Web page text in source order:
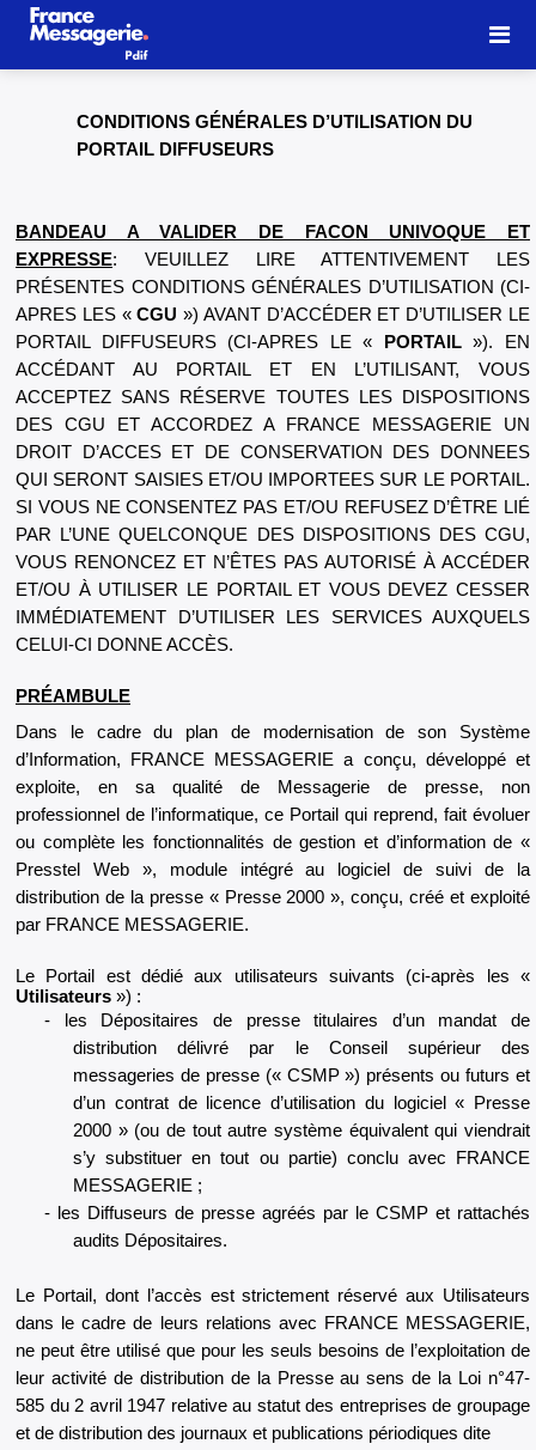
CONDITIONS GÉNÉRALES D’UTILISATION DU
PORTAIL DIFFUSEURS
BANDEAU A VALIDER DE FACON UNIVOQUE ET
EXPRESSE: VEUILLEZ LIRE ATTENTIVEMENT LES
PRÉSENTES CONDITIONS GÉNÉRALES D’UTILISATION (CI-
APRES LES «CGU») AVANT D’ACCÉDER ET D’UTILISER LE
PORTAIL DIFFUSEURS (CI-APRES LE «
PORTAIL»). EN
ACCÉDANT AU PORTAIL ET EN L’UTILISANT, VOUS
ACCEPTEZ SANS RÉSERVE TOUTES LES DISPOSITIONS
DES CGU ET ACCORDEZ A FRANCE MESSAGERIE UN
DROIT D’ACCES ET DE CONSERVATION DES DONNEES
QUI SERONT SAISIES ET/OU IMPORTEES SUR LE PORTAIL.
SI VOUS NE CONSENTEZ PAS ET/OU REFUSEZ D’ÊTRE LIÉ
PAR L’UNE QUELCONQUE DES DISPOSITIONS DES CGU,
VOUS RENONCEZ ET N’ÊTES PAS AUTORISÉ À ACCÉDER
ET/OU À UTILISER LE PORTAIL ET VOUS DEVEZ CESSER
IMMÉDIATEMENT D’UTILISER LES SERVICES AUXQUELS
CELUI-CI DONNE ACCÈS.
PRÉAMBULE
Dans le cadre du plan de modernisation de son Système
d’Information, FRANCE MESSAGERIE a conçu, développé et
exploite, en sa qualité de Messagerie de presse, non
professionnel de l’informatique, ce Portail qui reprend, fait évoluer
ou complète les fonctionnalités de gestion et d’information de «
Presstel Web », module intégré au logiciel de suivi de la
distribution de la presse « Presse 2000 », conçu, créé et exploité
par FRANCE MESSAGERIE.
Le Portail est dédié aux utilisateurs suivants (ci-après les «
Utilisateurs ») :
les Dépositaires de presse titulaires d’un mandat de
distribution délivré par le Conseil supérieur des
messageries de presse (« CSMP ») présents ou futurs et
d’un contrat de licence d’utilisation du logiciel « Presse
2000 » (ou de tout autre système équivalent qui viendrait
s’y substituer en tout ou partie) conclu avec FRANCE
MESSAGERIE ;
les Diffuseurs de presse agréés par le CSMP et rattachés
audits Dépositaires.
Le Portail, dont l’accès est strictement réservé aux Utilisateurs
dans le cadre de leurs relations avec FRANCE MESSAGERIE,
ne peut être utilisé que pour les seuls besoins de l’exploitation de
leur activité de distribution de la Presse au sens de la Loi n°47-
585 du 2 avril 1947 relative au statut des entreprises de groupage
et de distribution des journaux et publications périodiques dite